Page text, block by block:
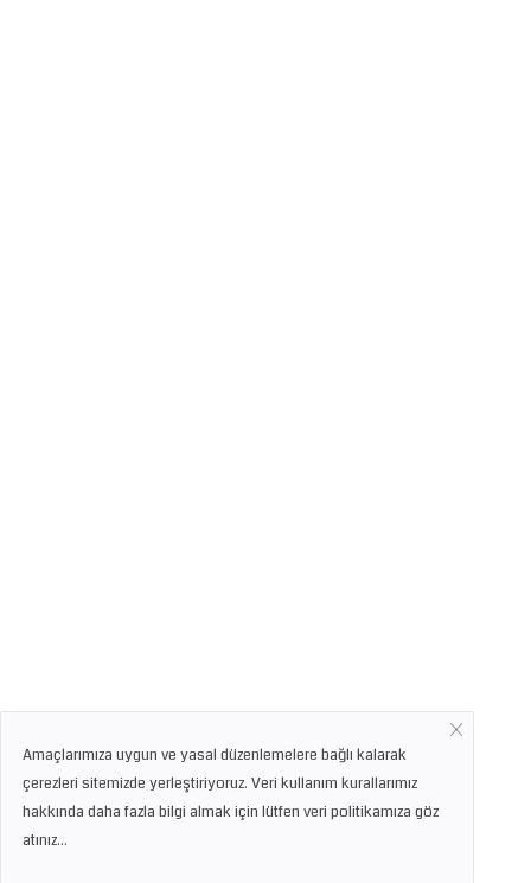
Amaçlarımıza uygun ve yasal düzenlemelere bağlı kalarak
çerezleri sitemizde yerleştiriyoruz. Veri kullanım kurallarımız
hakkında daha fazla bilgi almak için lütfen veri politikamıza göz
atınız...